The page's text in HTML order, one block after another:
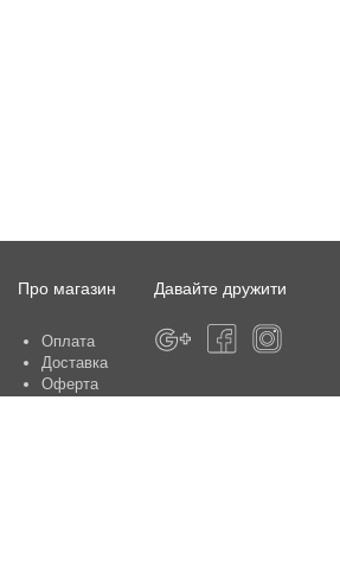
Про магазин
Оплата
Доставка
Оферта
Давайте дружити